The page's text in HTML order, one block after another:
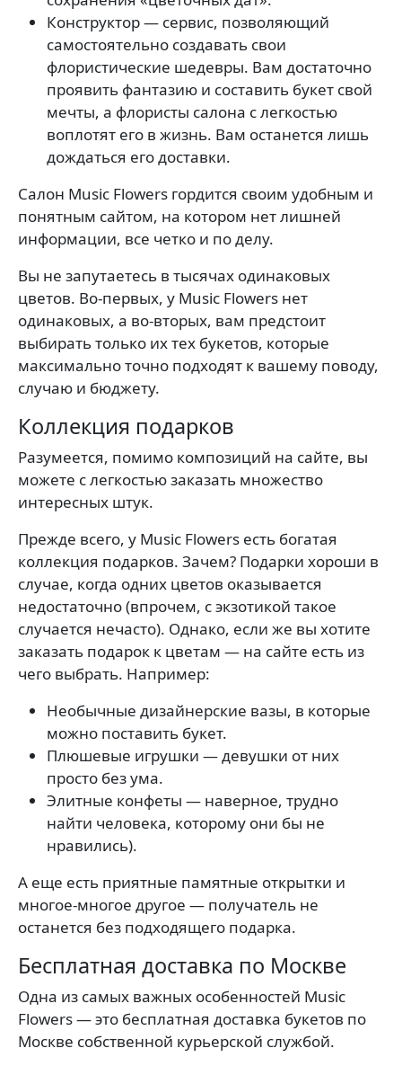
Конструктор — сервис, позволяющий
самостоятельно создавать свои
флористические шедевры. Вам достаточно
проявить фантазию и составить букет свой
мечты, а флористы салона с легкостью
воплотят его в жизнь. Вам останется лишь
дождаться его доставки.
Салон Music Flowers гордится своим удобным и
понятным сайтом, на котором нет лишней
информации, все четко и по делу.
Вы не запутаетесь в тысячах одинаковых
цветов. Во-первых, у Music Flowers нет
одинаковых, а во-вторых, вам предстоит
выбирать только их тех букетов, которые
максимально точно подходят к вашему поводу,
случаю и бюджету.
Коллекция подарков
Разумеется, помимо композиций на сайте, вы
можете с легкостью заказать множество
интересных штук.
Прежде всего, у Music Flowers есть богатая
коллекция подарков. Зачем? Подарки хороши в
случае, когда одних цветов оказывается
недостаточно (впрочем, с экзотикой такое
случается нечасто). Однако, если же вы хотите
заказать подарок к цветам — на сайте есть из
чего выбрать. Например:
Необычные дизайнерские вазы, в которые
можно поставить букет.
Плюшевые игрушки — девушки от них
просто без ума.
Элитные конфеты — наверное, трудно
найти человека, которому они бы не
нравились).
А еще есть приятные памятные открытки и
многое-многое другое — получатель не
останется без подходящего подарка.
Бесплатная доставка по Москве
Одна из самых важных особенностей Music
Flowers — это бесплатная доставка букетов по
Москве собственной курьерской службой.